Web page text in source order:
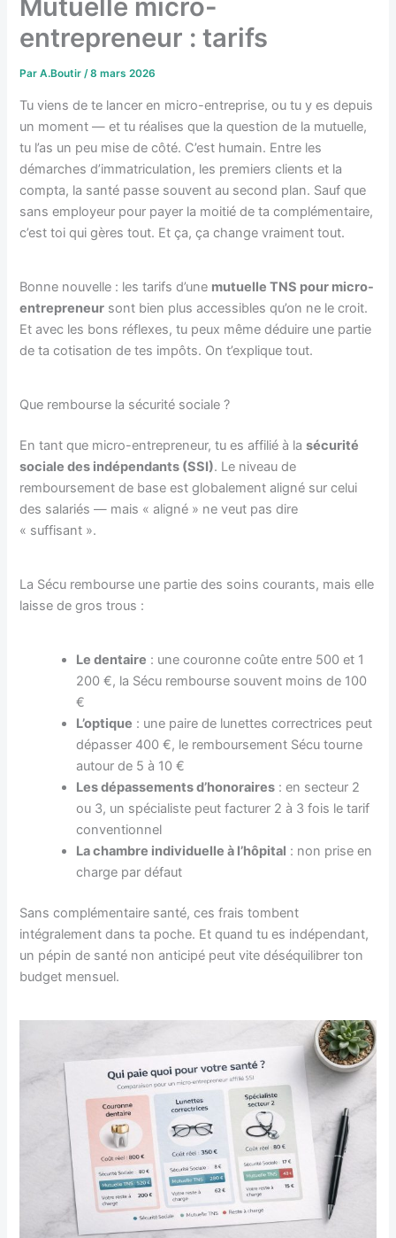
Mutuelle micro-
entrepreneur : tarifs
ParA.Boutir/8 mars 2026
Tu viens de te lancer en micro-entreprise, ou tu y es depuis
un moment — et tu réalises que la question de la mutuelle,
tu l’as un peu mise de côté. C’est humain. Entre les
démarches d’immatriculation, les premiers clients et la
compta, la santé passe souvent au second plan. Sauf que
sans employeur pour payer la moitié de ta complémentaire,
c’est toi qui gères tout. Et ça, ça change vraiment tout.
Bonne nouvelle : les tarifs d’une mutuelle TNS pour micro-
entrepreneur sont bien plus accessibles qu’on ne le croit.
Et avec les bons réflexes, tu peux même déduire une partie
de ta cotisation de tes impôts. On t’explique tout.
Que rembourse la sécurité sociale ?
En tant que micro-entrepreneur, tu es affilié à lasécurité
sociale des indépendants (SSI). Le niveau de
remboursement de base est globalement aligné sur celui
des salariés — mais « aligné » ne veut pas dire
« suffisant ».
La Sécu rembourse une partie des soins courants, mais elle
laisse de gros trous :
Le dentaire : une couronne coûte entre 500 et 1
200 €, la Sécu rembourse souvent moins de 100
€
L’optique : une paire de lunettes correctrices peut
dépasser 400 €, le remboursement Sécu tourne
autour de 5 à 10 €
Les dépassements d’honoraires : en secteur 2
ou 3, un spécialiste peut facturer 2 à 3 fois le tarif
conventionnel
La chambre individuelle à l’hôpital : non prise en
charge par défaut
Sans complémentaire santé, ces frais tombent
intégralement dans ta poche. Et quand tu es indépendant,
un pépin de santé non anticipé peut vite déséquilibrer ton
budget mensuel.